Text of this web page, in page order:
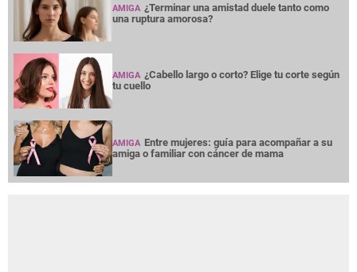
AMIGA ¿Terminar una amistad duele tanto como
una ruptura amorosa?
AMIGA ¿Cabello largo o corto? Elige tu corte según
tu cuello
AMIGA Entre mujeres: guía para acompañar a su
amiga o familiar con cáncer de mama